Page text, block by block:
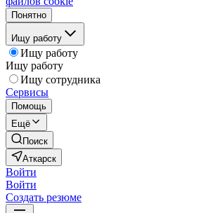
Понятно
Ищу работу
Ищу работу
Ищу работу
Ищу сотрудника
Сервисы
Помощь
Ещё
Поиск
Аткарск
Войти
Войти
Создать резюме